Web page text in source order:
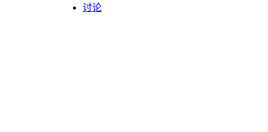
讨论